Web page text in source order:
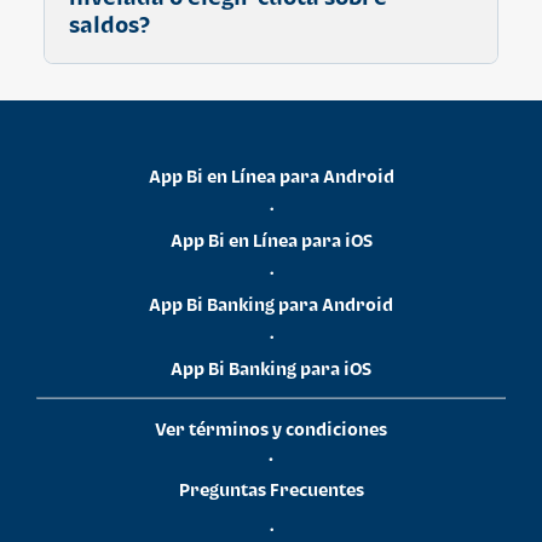
saldos?
App Bi en Línea para Android
•
App Bi en Línea para iOS
•
App Bi Banking para Android
•
App Bi Banking para iOS
Ver términos y condiciones
•
Preguntas Frecuentes
•